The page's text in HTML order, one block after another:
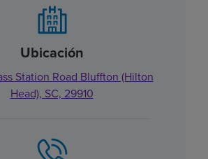
Ubicación
Station Road Bluffton (Hilton
Head), SC, 29910